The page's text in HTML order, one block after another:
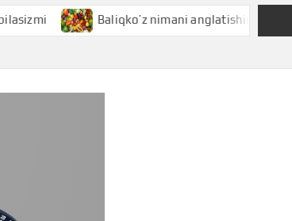
Baliqko’z nimani anglatishini bilasizmi